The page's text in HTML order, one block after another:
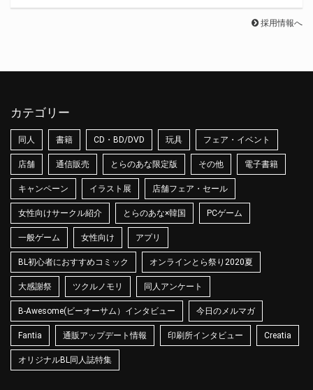
採用情報へ
カテゴリー
同人 書籍 CD・BD/DVD 玩具 フェア・イベント
店舗 通信販売 とらのあな限定版 その他 電子書籍
キャンペーン イラスト展 店舗フェア・セール
女性向けサークル紹介 とらのあな×韓国 PCゲーム
一般ゲーム 女性向け アプリ
BL初心者におすすめコミック オンラインとら祭り2020夏
大感謝祭 ツクルノモリ 同人アンケート
B-Awesome(ビーオーサム）インタビュー 今日のメルマガ
Fantia 通販アップデート情報 印刷所インタビュー Creatia
オリジナルBL同人誌特集